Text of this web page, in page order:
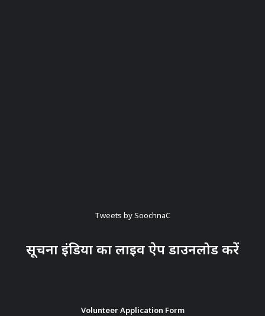
Tweets by SoochnaC
सूचना इंडिया का लाइव ऐप डाउनलोड करें
Volunteer Application Form